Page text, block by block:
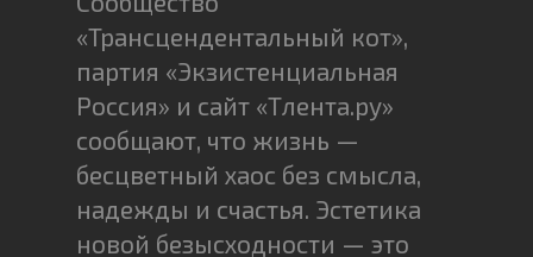
«Трансцендентальный кот»,
партия «Экзистенциальная
Россия» и сайт «Тлента.ру»
сообщают, что жизнь —
бесцветный хаос без смысла,
надежды и счастья. Эстетика
новой безысходности — это